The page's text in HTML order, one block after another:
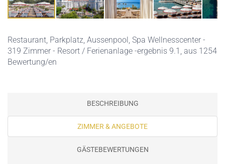
Restaurant, Parkplatz, Aussenpool, Spa Wellnesscenter -
319 Zimmer - Resort / Ferienanlage -ergebnis 9.1, aus 1254
Bewertung/en
BESCHREIBUNG
ZIMMER & ANGEBOTE
GÄSTEBEWERTUNGEN